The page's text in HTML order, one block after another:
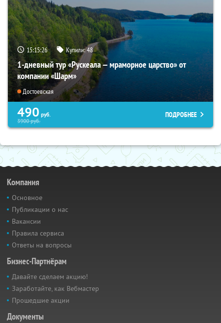
15:15:25 Купили:48
1-дневный тур «Рускеала — мраморное царство» от
компании «Шарм»
Достоевская
490 руб.
3900руб.
ПОДРОБНЕЕ
Компания
Основное
Публикации о нас
Вакансии
Правила сервиса
Ответы на вопросы
Бизнес-Партнёрам
Давайте сделаем акцию!
Заработайте, как Вебмастер
Прошедшие акции
Документы